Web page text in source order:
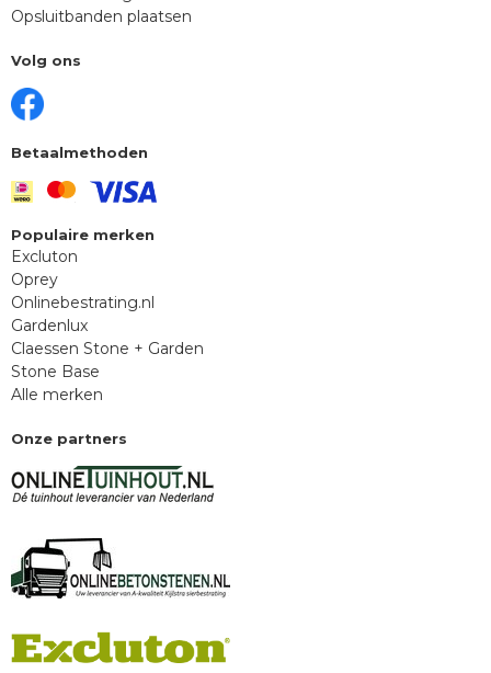
Opsluitbanden plaatsen
Volg ons
Betaalmethoden
Populaire merken
Excluton
Oprey
Onlinebestrating.nl
Gardenlux
Claessen Stone + Garden
Stone Base
Alle merken
Onze partners